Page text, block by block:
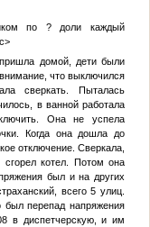
по ? доли каждый
домой, дети были
что выключился
сверкать. Пыталась
в ванной работала
Она не успела
Когда она дошла до
отключение. Сверкала,
котел. Потом она
был и на других
всего 5 улиц.
был перепад напряжения
в диспетчерскую, и им